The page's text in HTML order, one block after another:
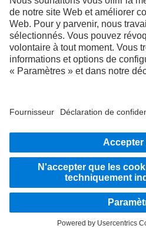
EN
FR
Fournisseur
Protection des données véhicules d’essai
Système d'alerte
© 2026 Daimler Truck AG. Tous droits réservés.